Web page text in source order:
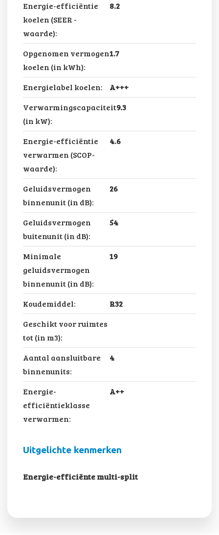
Energie-efficiëntie
koelen (SEER -
waarde):
8.2
Opgenomen vermogen
koelen (in kWh):
1.7
Energielabel koelen:
A+++
Verwarmingscapaciteit
(in kW):
9.3
Energie-efficiëntie
verwarmen (SCOP-
waarde):
4.6
Geluidsvermogen
binnenunit (in dB):
26
Geluidsvermogen
buitenunit (in dB):
54
Minimale
geluidsvermogen
binnenunit (in dB):
19
Koudemiddel:
R32
Geschikt voor ruimtes
tot (in m3):
Aantal aansluitbare
binnenunits:
4
Energie-
efficiëntieklasse
verwarmen:
A++
Uitgelichte kenmerken
Energie-efficiënte multi-split